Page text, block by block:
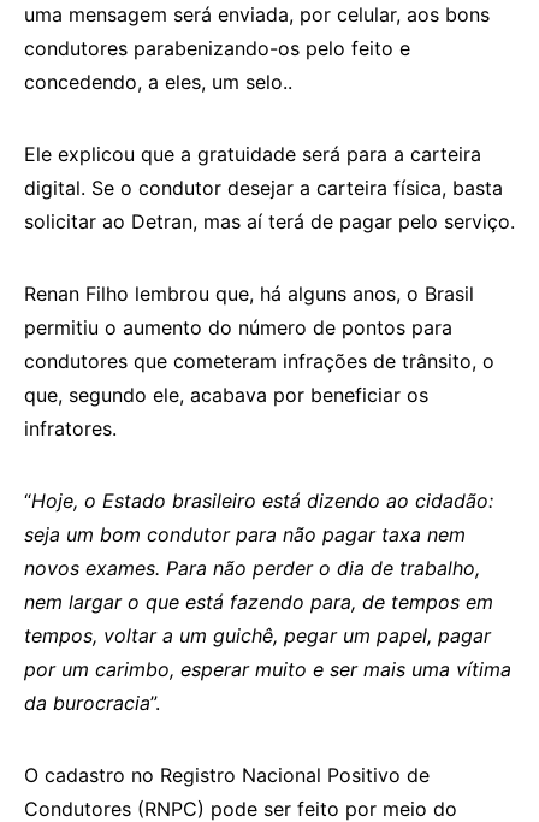
uma mensagem será enviada, por celular, aos bons
condutores parabenizando-os pelo feito e
concedendo, a eles, um selo..
Ele explicou que a gratuidade será para a carteira
digital. Se o condutor desejar a carteira física, basta
solicitar ao Detran, mas aí terá de pagar pelo serviço.
Renan Filho lembrou que, há alguns anos, o Brasil
permitiu o aumento do número de pontos para
condutores que cometeram infrações de trânsito, o
que, segundo ele, acabava por beneficiar os
infratores.
“Hoje, o Estado brasileiro está dizendo ao cidadão:
seja um bom condutor para não pagar taxa nem
novos exames. Para não perder o dia de trabalho,
nem largar o que está fazendo para, de tempos em
tempos, voltar a um guichê, pegar um papel, pagar
por um carimbo, esperar muito e ser mais uma vítima
da burocracia”.
O cadastro no Registro Nacional Positivo de
Condutores (RNPC) pode ser feito por meio do